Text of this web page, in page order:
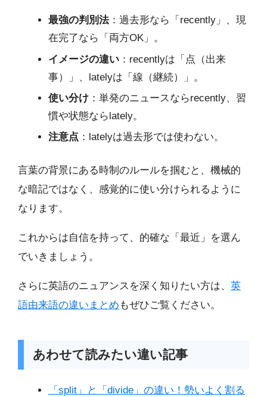
最強の判別法：過去形なら「recently」、現
在完了なら「両方OK」。
イメージの違い ：recentlyは「点（出来
事）」、latelyは「線（継続）」。
使い分け ：単発のニュースならrecently、習
慣や状態ならlately。
注意点 ：latelyは過去形では使わない。
言葉の背景にある時制のルールを掴むと、機械的
な暗記ではなく、感覚的に使い分けられるように
なります。
これからは自信を持って、的確な「最近」を選ん
でいきましょう。
さらに英語のニュアンスを深く知りたい方は、 英
語由来語の違いまとめ もぜひご覧ください。
あわせて読みたい違い記事
「split」と「divide」の違い！勢いよく割る